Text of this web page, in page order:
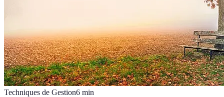
Techniques de Gestion6 min